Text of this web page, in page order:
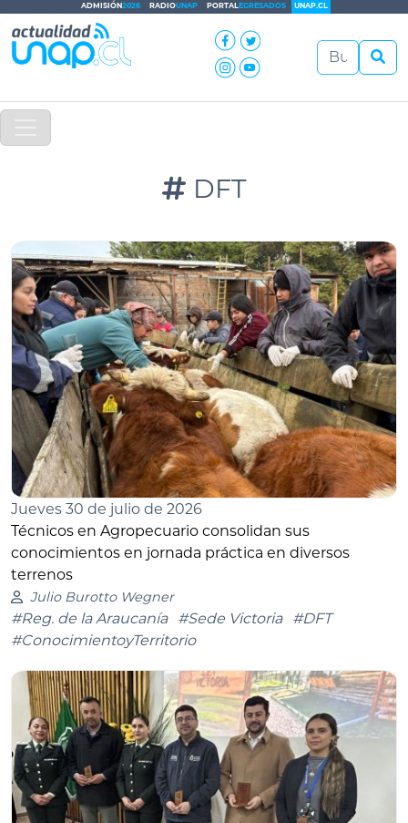
ADMISIÓN2026 RADIOUNAP PORTALEGRESADOS UNAP.CL
DFT
Jueves 30 de julio de 2026
Técnicos en Agropecuario consolidan sus
conocimientos en jornada práctica en diversos
terrenos
Julio Burotto Wegner
#Reg. de la Araucanía #Sede Victoria
#DFT
#ConocimientoyTerritorio